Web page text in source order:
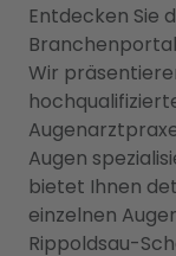
Entdecken Sie
Wir
Augen
bietet Ihnen
einzelnen
Rippoldsau-